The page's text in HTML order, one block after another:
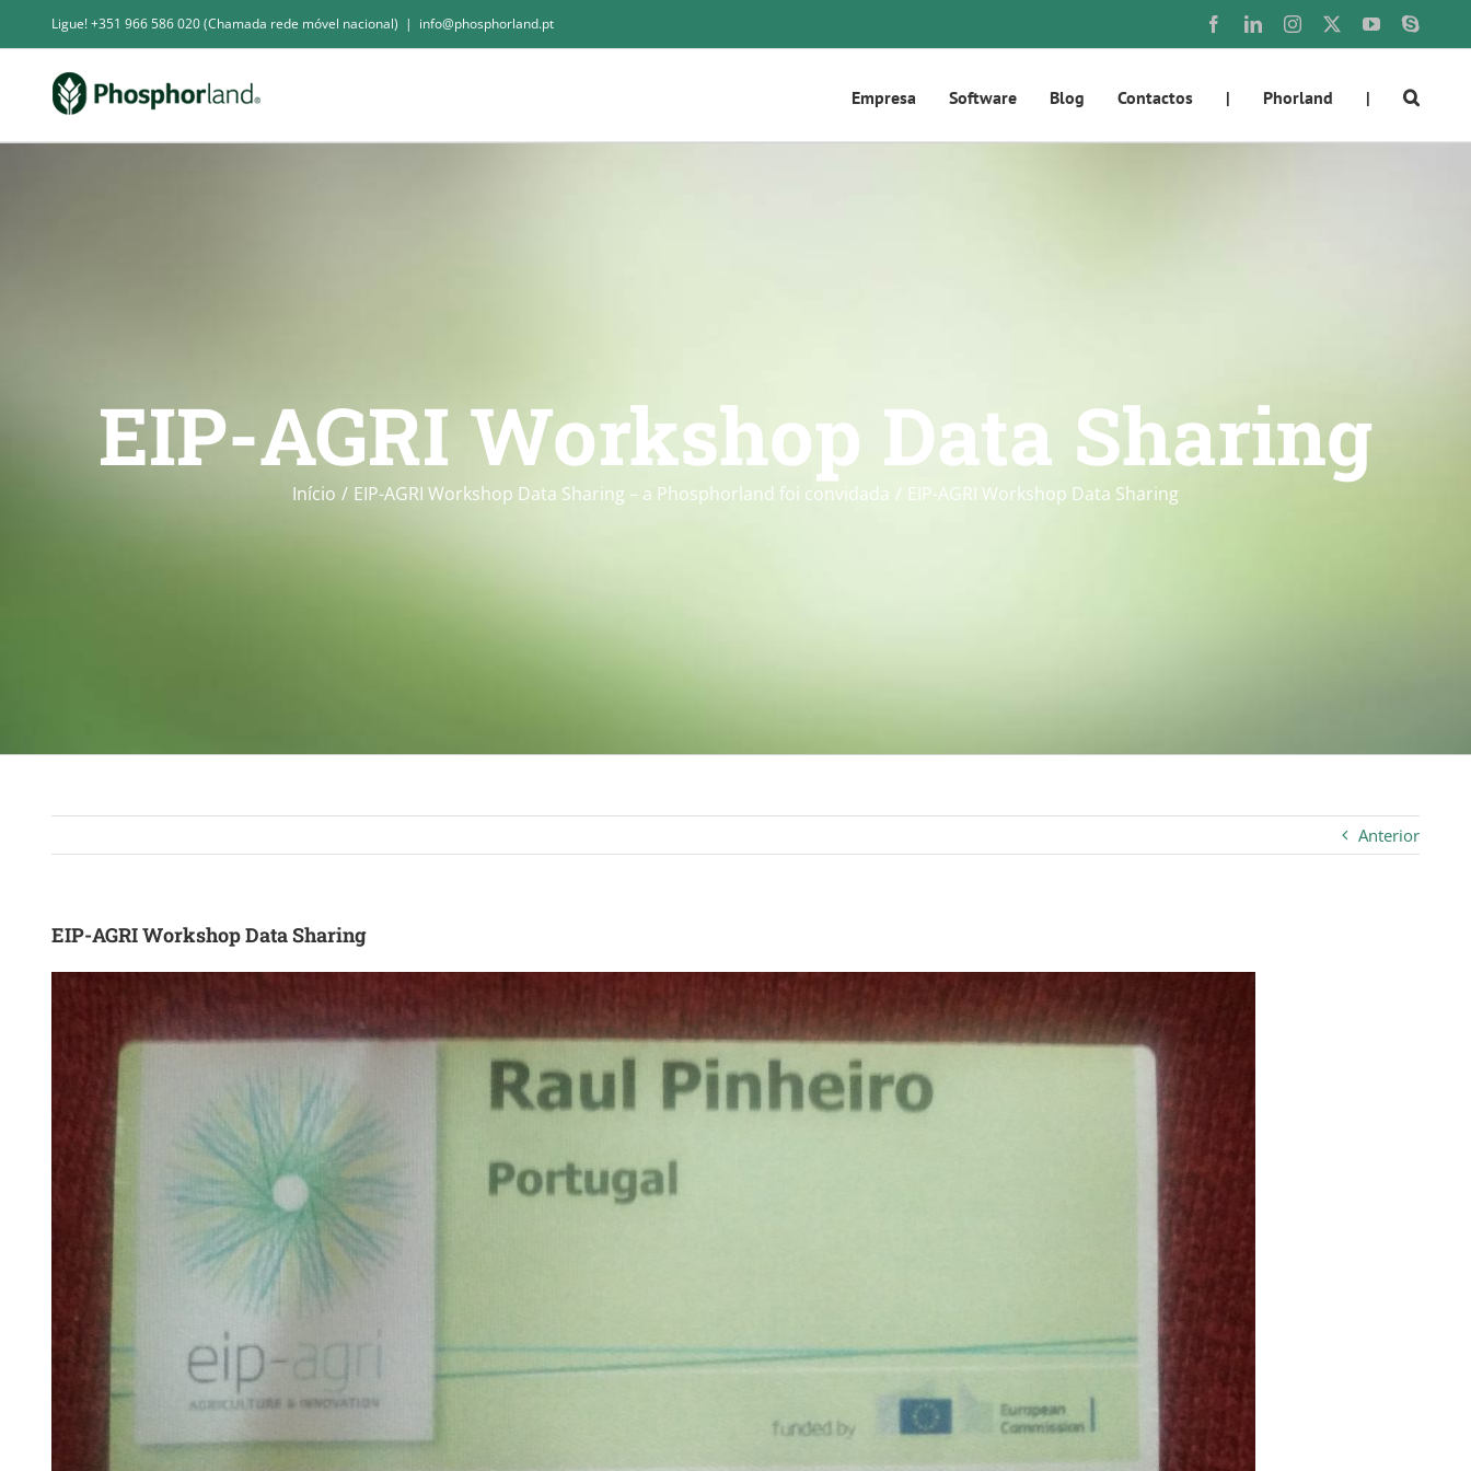
Ligue! +351 966 586 020 (Chamada rede móvel nacional) | info@phosphorland.pt FacebookLinkedInInstagram YouTubeSkype
Empresa Software Blog Contactos | Phorland |
EIP-AGRI Workshop Data Sharing
Início EIP-AGRI Workshop Data Sharing – a Phosphorland foi convidada EIP-AGRI Workshop Data Sharing
Anterior
EIP-AGRI Workshop Data Sharing